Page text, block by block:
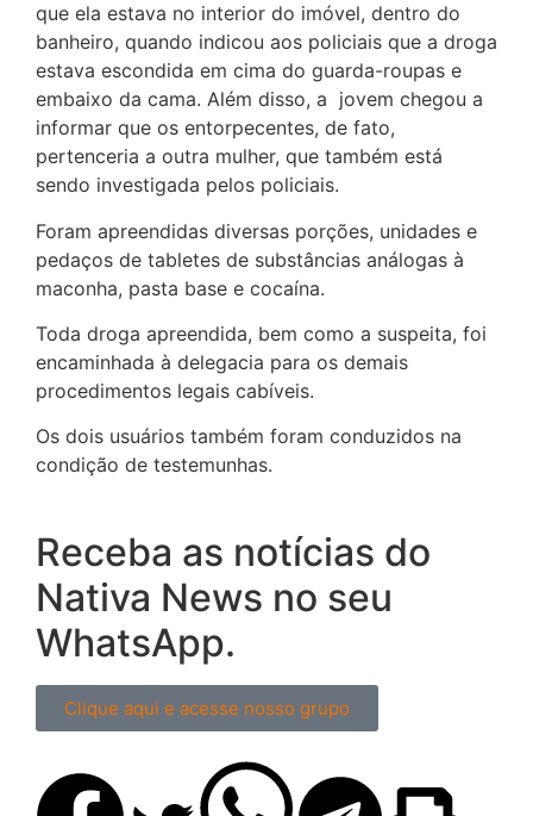
que ela estava no interior do imóvel, dentro do
banheiro, quando indicou aos policiais que a droga
estava escondida em cima do guarda-roupas e
embaixo da cama. Além disso, a jovem chegou a
informar que os entorpecentes, de fato,
pertenceria a outra mulher, que também está
sendo investigada pelos policiais.
Foram apreendidas diversas porções, unidades e
pedaços de tabletes de substâncias análogas à
maconha, pasta base e cocaína.
Toda droga apreendida, bem como a suspeita, foi
encaminhada à delegacia para os demais
procedimentos legais cabíveis.
Os dois usuários também foram conduzidos na
condição de testemunhas.
Receba as notícias do
Nativa News no seu
WhatsApp.
Clique aqui e acesse nosso grupo